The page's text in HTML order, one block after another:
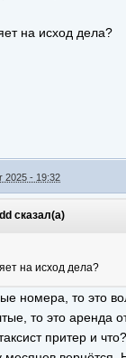
на исход дела?
2025 - 19:32
сказал(а)
на исход дела?
номера, то это
то это аренда
притер и